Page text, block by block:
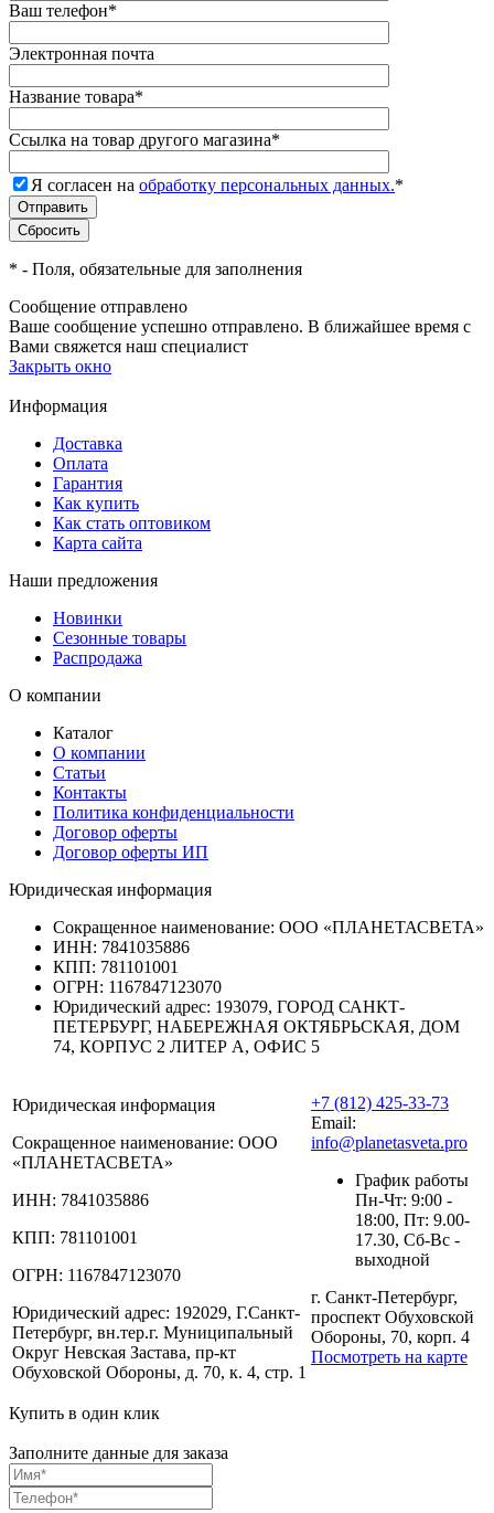
Ваш телефон*
Электронная почта
Название товара*
Ссылка на товар другого магазина*
Я согласен на обработку персональных данных.*
* - Поля, обязательные для заполнения
Сообщение отправлено
Ваше сообщение успешно отправлено. В ближайшее время с
Вами свяжется наш специалист
Закрыть окно
Информация
Доставка
Оплата
Гарантия
Как купить
Как стать оптовиком
Карта сайта
Наши предложения
Новинки
Сезонные товары
Распродажа
О компании
Каталог
О компании
Статьи
Контакты
Политика конфиденциальности
Договор оферты
Договор оферты ИП
Юридическая информация
Сокращенное наименование: ООО «ПЛАНЕТАСВЕТА»
ИНН: 7841035886
КПП: 781101001
ОГРН: 1167847123070
Юридический адрес: 193079, ГОРОД САНКТ-
ПЕТЕРБУРГ, НАБЕРЕЖНАЯ ОКТЯБРЬСКАЯ, ДОМ
74, КОРПУС 2 ЛИТЕР А, ОФИС 5
Юридическая информация
Сокращенное наименование: ООО
«ПЛАНЕТАСВЕТА»
ИНН: 7841035886
КПП: 781101001
ОГРН: 1167847123070
Юридический адрес: 192029, Г.Санкт-
Петербург, вн.тер.г. Муниципальный
Округ Невская Застава, пр-кт
Обуховской Обороны, д. 70, к. 4, стр. 1
+7 (812) 425-33-73
Email:
info@planetasveta.pro
График работы
Пн-Чт: 9:00 -
18:00, Пт: 9.00-
17.30, Сб-Вс -
выходной
г. Санкт-Петербург,
проспект Обуховской
Обороны, 70, корп. 4
Посмотреть на карте
Купить в один клик
Заполните данные для заказа